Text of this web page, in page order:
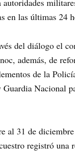
autoridades
en las últimas 24
del diálogo el
además, de
de la
Guardia Nacional
al 31 de
registró una